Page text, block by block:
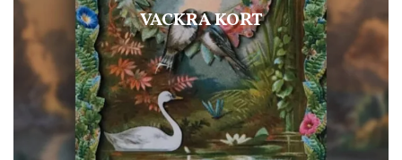
VACKRA KORT